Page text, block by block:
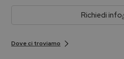
Richiedi info
Dove ci troviamo